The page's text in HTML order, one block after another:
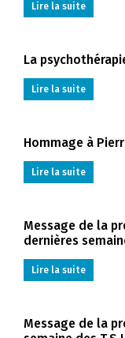
Lire la suite
La
Lire la suite
Hommage à
Lire la suite
Message de la
dernières
Lire la suite
Message de la